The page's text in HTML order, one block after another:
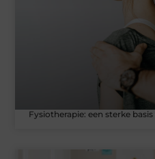
Fysiotherapie: een sterke